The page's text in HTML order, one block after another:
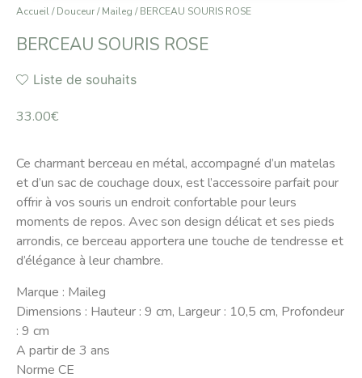
Accueil/Douceur/Maileg / BERCEAU SOURIS ROSE
BERCEAU SOURIS ROSE
Liste de souhaits
33.00€
Ce charmant berceau en métal, accompagné d’un matelas
et d’un sac de couchage doux, est l’accessoire parfait pour
offrir à vos souris un endroit confortable pour leurs
moments de repos. Avec son design délicat et ses pieds
arrondis, ce berceau apportera une touche de tendresse et
d’élégance à leur chambre.
Marque : Maileg
Dimensions : Hauteur : 9 cm, Largeur : 10,5 cm, Profondeur
: 9 cm
A partir de 3 ans
Norme CE